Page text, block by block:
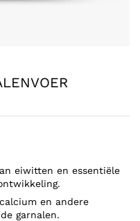
eiwitten en essentiële
en andere
garnalen.